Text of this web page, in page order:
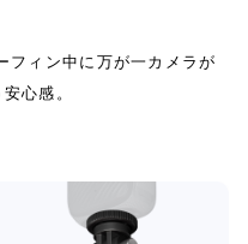
フィン中に万が一カメラが
心感。